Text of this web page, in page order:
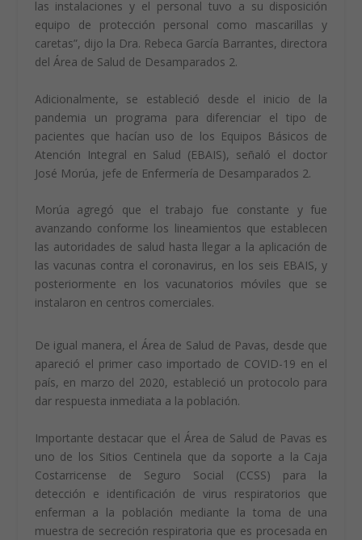
las instalaciones y el personal tuvo a su disposición
equipo de protección personal como mascarillas y
caretas”, dijo la Dra. Rebeca García Barrantes, directora
del Área de Salud de Desamparados 2.
Adicionalmente, se estableció desde el inicio de la
pandemia un programa para diferenciar el tipo de
pacientes que hacían uso de los Equipos Básicos de
Atención Integral en Salud (EBAIS), señaló el doctor
José Morúa, jefe de Enfermería de Desamparados 2.
Morúa agregó que el trabajo fue constante y fue
avanzando conforme los lineamientos que establecen
las autoridades de salud hasta llegar a la aplicación de
las vacunas contra el coronavirus, en los seis EBAIS, y
posteriormente en los vacunatorios móviles que se
instalaron en centros comerciales.
De igual manera, el Área de Salud de Pavas, desde que
apareció el primer caso importado de COVID-19 en el
país, en marzo del 2020, estableció un protocolo para
dar respuesta inmediata a la población.
Importante destacar que el Área de Salud de Pavas es
uno de los Sitios Centinela que da soporte a la Caja
Costarricense de Seguro Social (CCSS) para la
detección e identificación de virus respiratorios que
enferman a la población mediante la toma de una
muestra de secreción respiratoria que es procesada en